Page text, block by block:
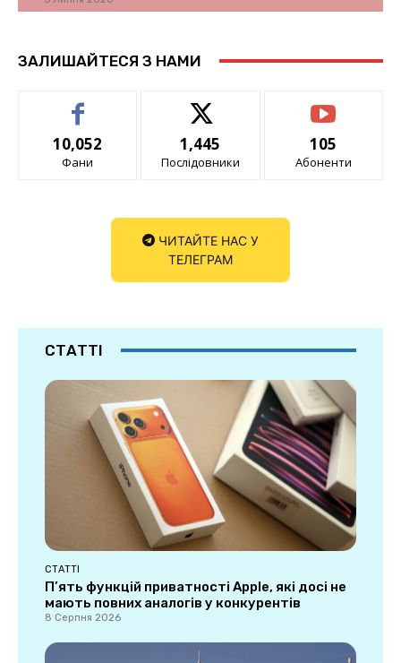
ЗАЛИШАЙТЕСЯ З НАМИ
10,052
Фани
1,445
Послідовники
105
Абоненти
ЧИТАЙТЕ НАС У
ТЕЛЕГРАМ
СТАТТІ
СТАТТІ
П’ять функцій приватності Apple, які досі не
мають повних аналогів у конкурентів
8 Серпня 2026